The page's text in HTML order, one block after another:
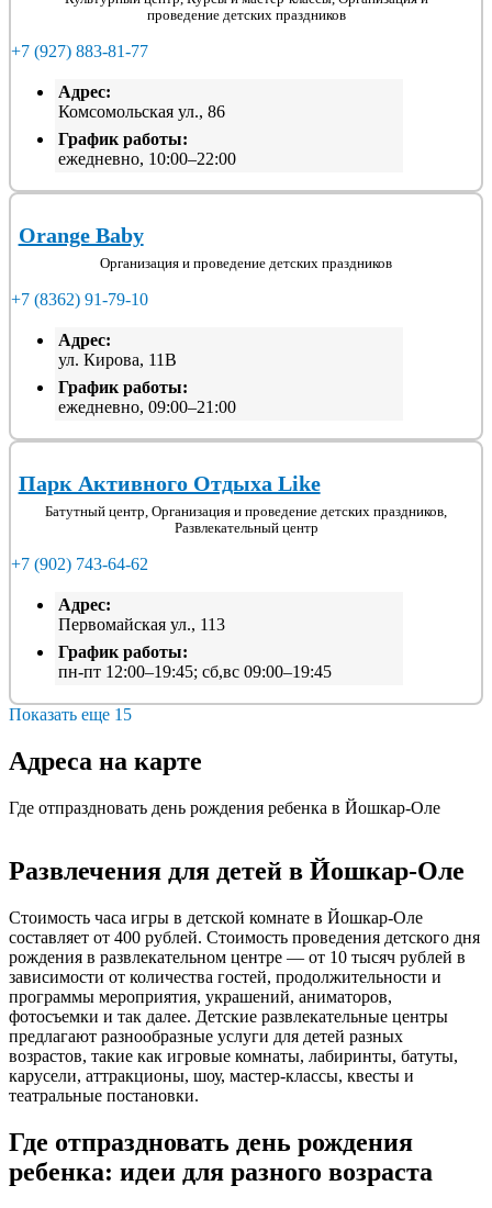
проведение детских праздников
+7 (927) 883-81-77
Адрес:
Комсомольская ул., 86
График работы:
ежедневно, 10:00–22:00
Orange Baby
Организация и проведение детских праздников
+7 (8362) 91-79-10
Адрес:
ул. Кирова, 11В
График работы:
ежедневно, 09:00–21:00
Парк Активного Отдыха Like
Батутный центр, Организация и проведение детских праздников,
Развлекательный центр
+7 (902) 743-64-62
Адрес:
Первомайская ул., 113
График работы:
пн-пт 12:00–19:45; сб,вс 09:00–19:45
Показать еще 15
Адреса на карте
Где отпраздновать день рождения ребенка в Йошкар-Оле
Развлечения для детей в Йошкар-Оле
Cтоимость часа игры в детской комнате в Йошкар-Оле
составляет от 400 рублей. Стоимость проведения детского дня
рождения в развлекательном центре — от 10 тысяч рублей в
зависимости от количества гостей, продолжительности и
программы мероприятия, украшений, аниматоров,
фотосъемки и так далее. Детские развлекательные центры
предлагают разнообразные услуги для детей разных
возрастов, такие как игровые комнаты, лабиринты, батуты,
карусели, аттракционы, шоу, мастер-классы, квесты и
театральные постановки.
Где отпраздновать день рождения
ребенка: идеи для разного возраста